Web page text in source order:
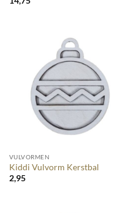
VULVORMEN
Kiddi Vulvorm Kerstbal
2,95